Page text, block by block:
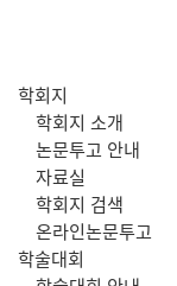
학회지
학회지 소개
논문투고 안내
자료실
학회지 검색
온라인논문투고
학술대회